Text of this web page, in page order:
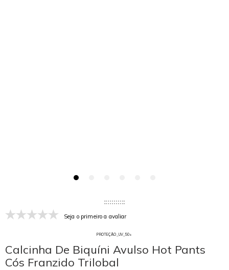
Seja o primeiro a avaliar
PROTEÇÃO_UV_50+
Calcinha De Biquíni Avulso Hot Pants
Cós Franzido Trilobal